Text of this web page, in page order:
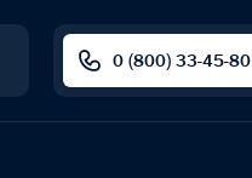
0 (800) 33-45-80